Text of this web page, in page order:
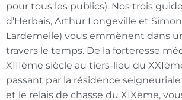
pour tous les publics). Nos trois
d’Herbais, Arthur Longeville et
Lardemelle) vous emmènent dans
travers le temps. De la forteresse
XIIIème siècle au tiers-lieu du
passant par la résidence
et le relais de chasse du XIXème,